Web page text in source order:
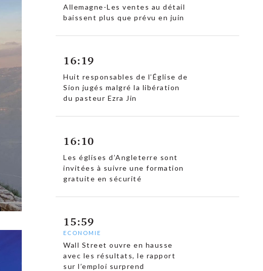
Allemagne-Les ventes au détail
baissent plus que prévu en juin
16:19
Huit responsables de l’Église de
Sion jugés malgré la libération
du pasteur Ezra Jin
16:10
Les églises d’Angleterre sont
invitées à suivre une formation
gratuite en sécurité
15:59
ECONOMIE
Wall Street ouvre en hausse
avec les résultats, le rapport
sur l’emploi surprend